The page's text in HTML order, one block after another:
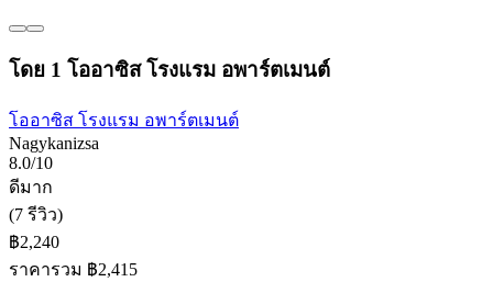
โดย 1 โออาซิส โรงแรม อพาร์ตเมนต์
โออาซิส โรงแรม อพาร์ตเมนต์
Nagykanizsa
8.0/10
ดีมาก
(7 รีวิว)
฿2,240
ราคารวม ฿2,415